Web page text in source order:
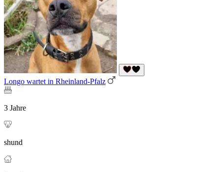
Longo wartet in Rheinland-Pfalz
3 Jahre
shund